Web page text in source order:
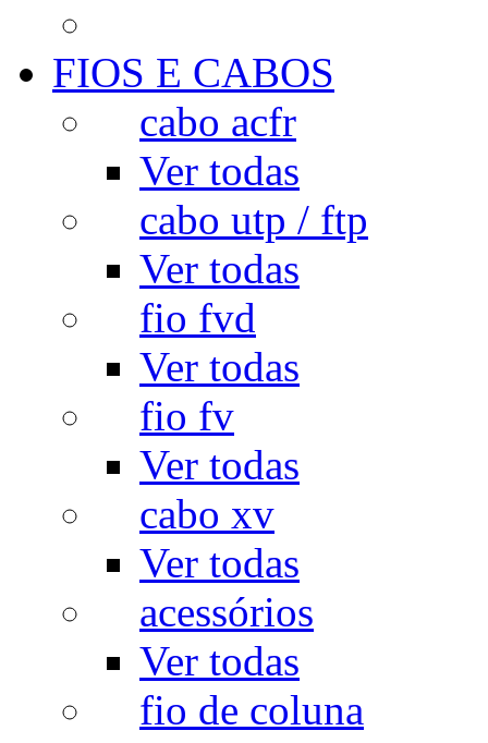
FIOS E CABOS
cabo acfr
Ver todas
cabo utp / ftp
Ver todas
fio fvd
Ver todas
fio fv
Ver todas
cabo xv
Ver todas
acessórios
Ver todas
fio de coluna